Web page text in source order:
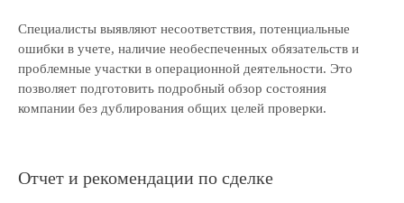
Специалисты выявляют несоответствия, потенциальные
ошибки в учете, наличие необеспеченных обязательств и
проблемные участки в операционной деятельности. Это
позволяет подготовить подробный обзор состояния
компании без дублирования общих целей проверки.
Отчет и рекомендации по сделке
решить вашу задачу
+7
Свяжемся с вами в течение 15 минут
и предложим экспертные решения для ваших
задач